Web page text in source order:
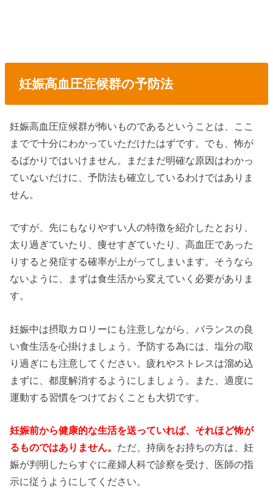
妊娠高血圧症候群の予防法
妊娠高血圧症候群が怖いものであるということは、ここ
までで十分にわかっていただけたはずです。でも、怖が
るばかりではいけません。まだまだ明確な原因はわかっ
ていないだけに、予防法も確立しているわけではありま
せん。
ですが、先にもなりやすい人の特徴を紹介したとおり、
太り過ぎていたり、痩せすぎていたり、高血圧であった
りすると発症する確率が上がってしまいます。そうなら
ないように、まずは食生活から変えていく必要がありま
す。
妊娠中は摂取カロリーにも注意しながら、バランスの良
い食生活を心掛けましょう。予防する為には、塩分の取
り過ぎにも注意してください。疲れやストレスは溜め込
まずに、都度解消するようにしましょう。また、適度に
運動する習慣をつけておくことも大切です。
妊娠前から健康的な生活を送っていれば、それほど怖が
るものではありません。 ただ、持病をお持ちの方は、妊
娠が判明したらすぐに産婦人科で診察を受け、医師の指
示に従うようにしてください。